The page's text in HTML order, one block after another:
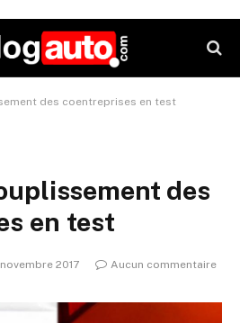
des coentreprises en test
des
en test
2017 Aucun commentaire